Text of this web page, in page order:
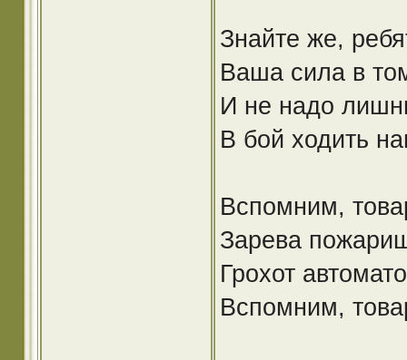
Знайте же,
Ваша сила в
И не надо
В бой ходить
Вспомним,
Зарева
Грохот
Вспомним,